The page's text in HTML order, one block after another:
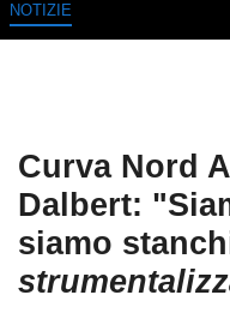
NOTIZIE
Curva Nord
Dalbert:
siamo